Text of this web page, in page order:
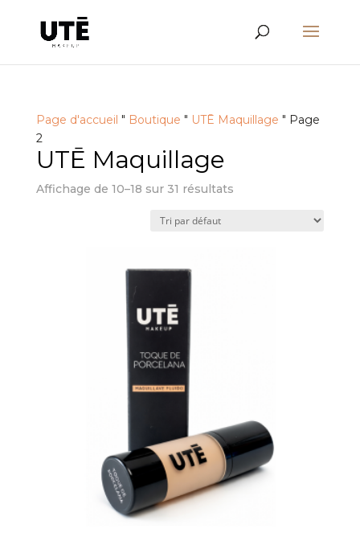
Page d'accueil " Boutique " UTĒ Maquillage " Page
2
UTĒ Maquillage
Affichage de 10–18 sur 31 résultats